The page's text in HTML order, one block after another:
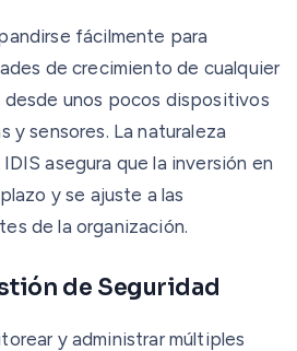
fácilmente para
de crecimiento de cualquier
desde unos pocos dispositivos
y sensores. La naturaleza
asegura que la inversión en
y se ajuste a las
de la organización.
de Seguridad
y administrar múltiples